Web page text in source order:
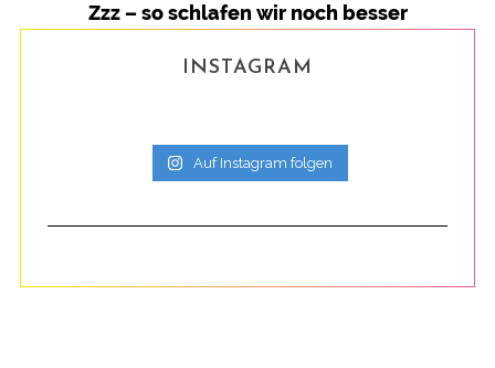
Zzz – so schlafen wir noch besser
INSTAGRAM
Auf Instagram folgen